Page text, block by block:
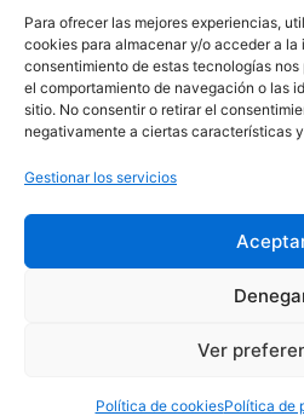
Para ofrecer las mejores experiencias,
cookies para almacenar y/o acceder a la
consentimiento de estas tecnologías
el comportamiento de navegación o las
sitio. No consentir o retirar el
negativamente a ciertas características
Gestionar los servicios
Ver
Política de cookiesPolítica de
Sport Change Project
derechos
Aviso Legal
Política
Política de cookies